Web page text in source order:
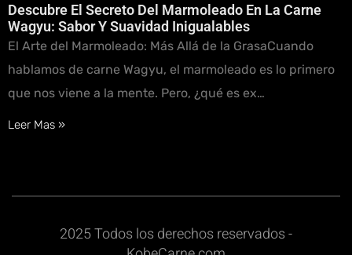
Descubre El Secreto Del Marmoleado En La Carne
Wagyu: Sabor Y Suavidad Inigualables
El Arte del Marmoleado: Más Allá de la GrasaCuando
hablamos de carne Wagyu, el marmoleado es lo primero
que nos viene a la mente. Pero, ¿qué es ex…
Leer Mas »
2025 Todos los derechos reservados -